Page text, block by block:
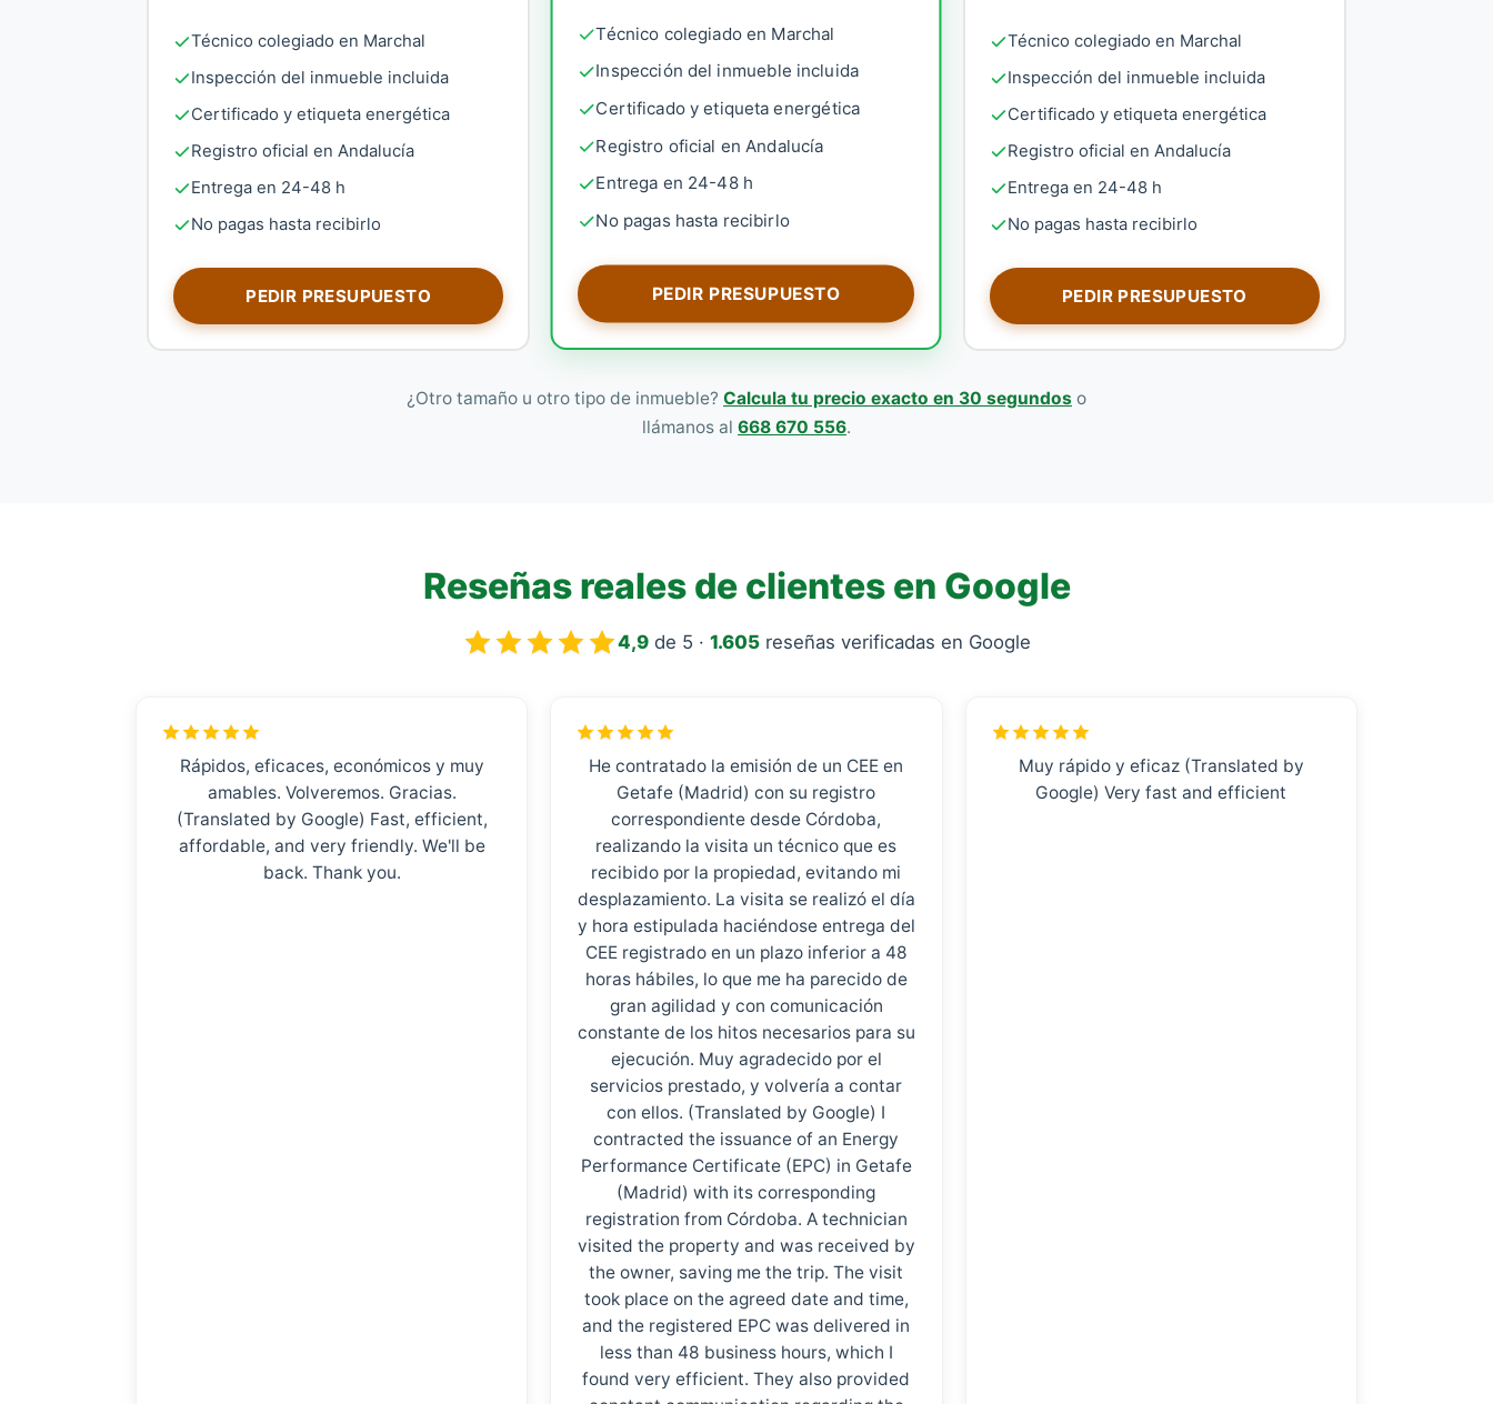
Técnico colegiado en Marchal
Inspección del inmueble incluida
Certificado y etiqueta energética
Registro oficial en Andalucía
Entrega en 24-48 h
No pagas hasta recibirlo
PEDIR PRESUPUESTO
Técnico colegiado en Marchal
Inspección del inmueble incluida
Certificado y etiqueta energética
Registro oficial en Andalucía
Entrega en 24-48 h
No pagas hasta recibirlo
PEDIR PRESUPUESTO
Técnico colegiado en Marchal
Inspección del inmueble incluida
Certificado y etiqueta energética
Registro oficial en Andalucía
Entrega en 24-48 h
No pagas hasta recibirlo
PEDIR PRESUPUESTO
¿Otro tamaño u otro tipo de inmueble? Calcula tu precio exacto en 30 segundos o
llámanos al 668 670 556.
Reseñas reales de clientes en Google
4,9 de 5 · 1.605 reseñas verificadas en Google
Rápidos, eficaces, económicos y muy
amables. Volveremos. Gracias.
(Translated by Google) Fast, efficient,
affordable, and very friendly. We'll be
back. Thank you.
He contratado la emisión de un CEE en
Getafe (Madrid) con su registro
correspondiente desde Córdoba,
realizando la visita un técnico que es
recibido por la propiedad, evitando mi
desplazamiento. La visita se realizó el día
y hora estipulada haciéndose entrega del
CEE registrado en un plazo inferior a 48
horas hábiles, lo que me ha parecido de
gran agilidad y con comunicación
constante de los hitos necesarios para su
ejecución. Muy agradecido por el
servicios prestado, y volvería a contar
con ellos. (Translated by Google) I
contracted the issuance of an Energy
Performance Certificate (EPC) in Getafe
(Madrid) with its corresponding
registration from Córdoba. A technician
visited the property and was received by
the owner, saving me the trip. The visit
took place on the agreed date and time,
and the registered EPC was delivered in
less than 48 business hours, which I
found very efficient. They also provided
Muy rápido y eficaz (Translated by
Google) Very fast and efficient